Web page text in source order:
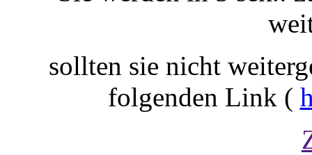
sollten sie nicht
folgenden Link (